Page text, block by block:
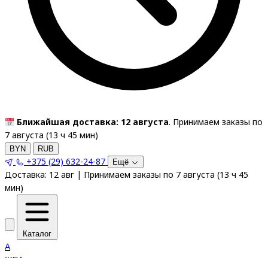
Ближайшая доставка: 12 августа. Принимаем заказы по
7 августа (13 ч 45 мин)
BYN RUB
+375 (29) 632-24-87 Ещё
Доставка: 12 авг | Принимаем заказы по 7 августа (13 ч 45
мин)
Каталог
A